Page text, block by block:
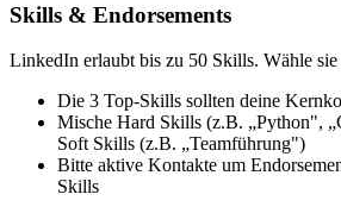
Skills & Endorsements
LinkedIn erlaubt bis zu 50 Skills. Wähle sie
Die 3 Top-Skills sollten deine
Mische Hard Skills (z.B. „Python",
Soft Skills (z.B. „Teamführung")
Bitte aktive Kontakte um
Skills